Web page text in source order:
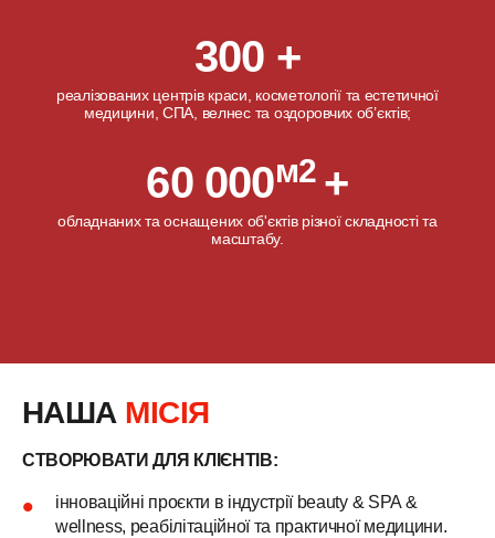
300 +
реалізованих центрів краси, косметології та естетичної
медицини, СПА, велнес та оздоровчих об’єктів;
60 000м2 +
обладнаних та оснащених об'єктів різної складності та
масштабу.
НАША МІСІЯ
СТВОРЮВАТИ ДЛЯ КЛІЄНТІВ:
інноваційні проєкти в індустрії beauty & SPA &
wellness, реабілітаційної та практичної медицини.